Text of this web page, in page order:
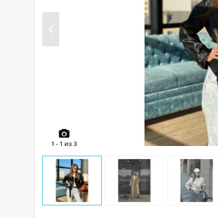
1 - 1 из 3